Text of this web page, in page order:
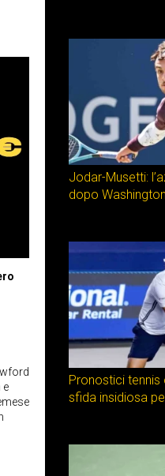
e
Jodar-Musetti:
dopo Washington
Pronostici tennis
sfida insidiosa